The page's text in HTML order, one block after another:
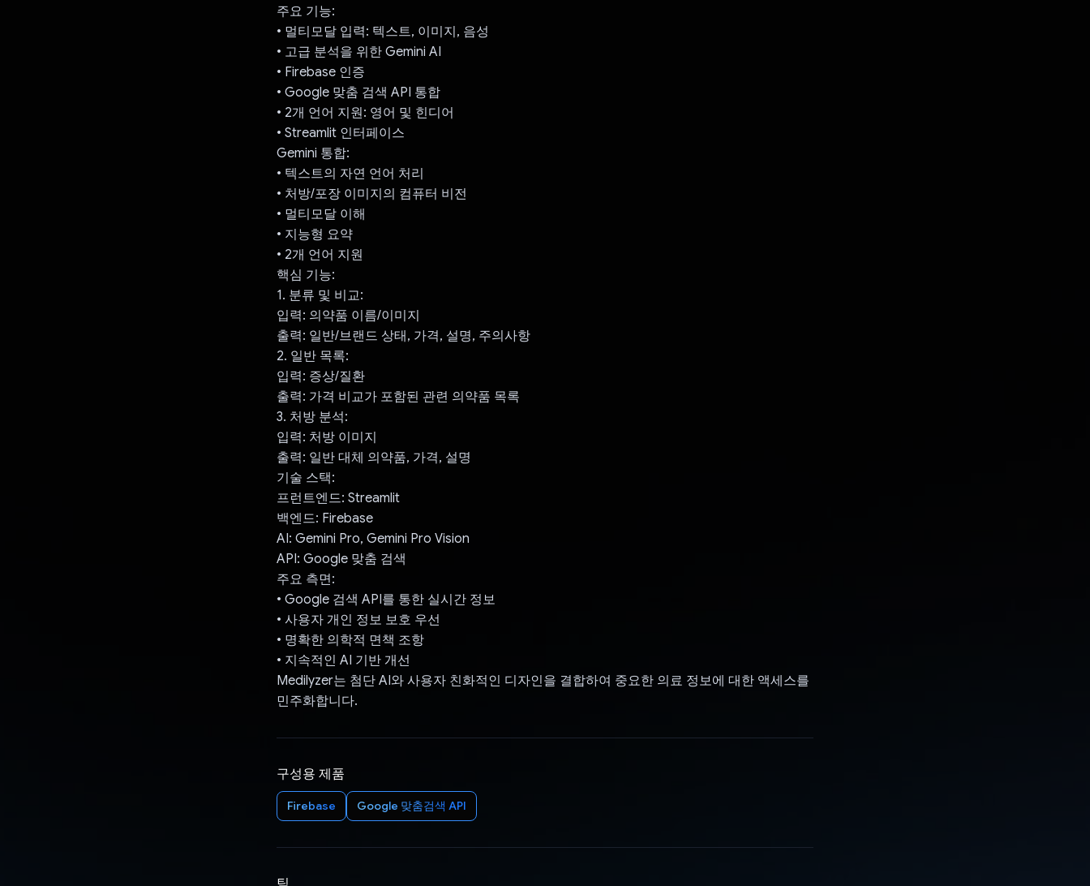
주요 기능:
• 멀티모달 입력: 텍스트, 이미지, 음성
• 고급 분석을 위한 Gemini AI
• Firebase 인증
• Google 맞춤 검색 API 통합
• 2개 언어 지원: 영어 및 힌디어
• Streamlit 인터페이스
Gemini 통합:
• 텍스트의 자연 언어 처리
• 처방/포장 이미지의 컴퓨터 비전
• 멀티모달 이해
• 지능형 요약
• 2개 언어 지원
핵심 기능:
1. 분류 및 비교:
입력: 의약품 이름/이미지
출력: 일반/브랜드 상태, 가격, 설명, 주의사항
2. 일반 목록:
입력: 증상/질환
출력: 가격 비교가 포함된 관련 의약품 목록
3. 처방 분석:
입력: 처방 이미지
출력: 일반 대체 의약품, 가격, 설명
기술 스택:
프런트엔드: Streamlit
백엔드: Firebase
AI: Gemini Pro, Gemini Pro Vision
API: Google 맞춤 검색
주요 측면:
• Google 검색 API를 통한 실시간 정보
• 사용자 개인 정보 보호 우선
• 명확한 의학적 면책 조항
• 지속적인 AI 기반 개선
Medilyzer는 첨단 AI와 사용자 친화적인 디자인을 결합하여 중요한 의료 정보에 대한 액세스를
민주화합니다.
구성용 제품
Firebase Google 맞춤검색 API